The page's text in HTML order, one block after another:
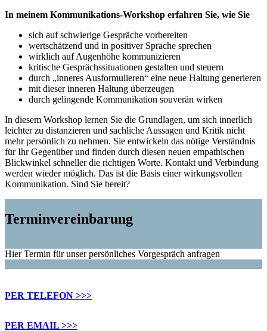
In meinem Kommunikations-Workshop erfahren Sie, wie Sie
sich auf schwierige Gespräche vorbereiten
wertschätzend und in positiver Sprache sprechen
wirklich auf Augenhöhe kommunizieren
kritische Gesprächssituationen gestalten und steuern
durch „inneres Ausformulieren“ eine neue Haltung generieren
mit dieser inneren Haltung überzeugen
durch gelingende Kommunikation souverän wirken
In diesem Workshop lernen Sie die Grundlagen, um sich innerlich
leichter zu distanzieren und sachliche Aussagen und Kritik nicht
mehr persönlich zu nehmen. Sie entwickeln das nötige Verständnis
für Ihr Gegenüber und finden durch diesen neuen empathischen
Blickwinkel schneller die richtigen Worte. Kontakt und Verbindung
werden wieder möglich. Das ist die Basis einer wirkungsvollen
Kommunikation. Sind Sie bereit?
Terminvereinbarung
Hier Termin für unser persönliches Vorgespräch anfragen
PER TELEFON >>>
PER EMAIL >>>